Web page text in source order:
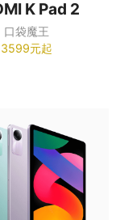
口袋魔王
3599元起